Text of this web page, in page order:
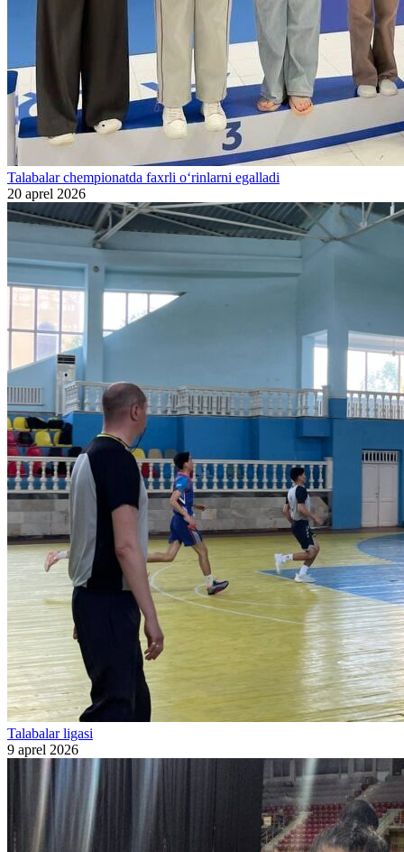
Talabalar chempionatda faxrli o‘rinlarni egalladi
20 aprel 2026
Talabalar ligasi
9 aprel 2026